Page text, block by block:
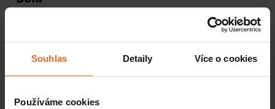
Souhlas Detaily Více o cookies
Používáme cookies
Zvolte si v naší nabídce velikost a barvu Trendy Bola dle